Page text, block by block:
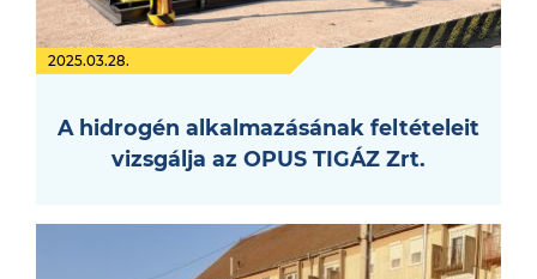
2025.03.28.
A hidrogén alkalmazásának feltételeit
vizsgálja az OPUS TIGÁZ Zrt.